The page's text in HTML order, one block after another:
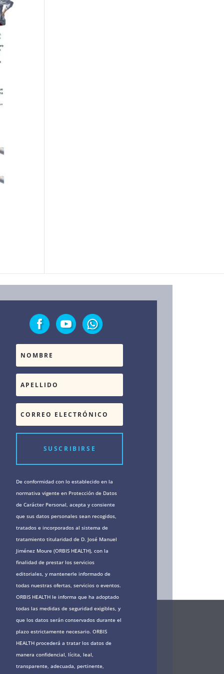
SUSCRIBIRSE
De conformidad con lo establecido en la
normativa vigente en Protección de Datos
de Carácter Personal, acepta y consiente
que sus datos personales sean recogidos,
tratados e incorporados al sistema de
tratamiento titularidad de D. José Manuel
Jiménez Moure (ORBIS HEALTH), con la
finalidad de prestar los servicios
editoriales, y mantenerle informado de
todas nuestras ofertas, servicios o eventos.
ORBIS HEALTH le informa que ha adoptado
todas las medidas de seguridad exigibles, y
que los datos serán conservados durante el
plazo estrictamente necesario. ORBIS
HEALTH procederá a tratar los datos de
manera confidencial, lícita, leal,
transparente, adecuada, pertinente,